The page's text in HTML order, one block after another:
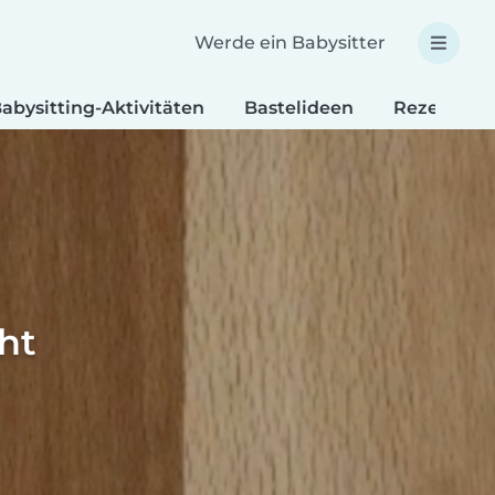
Werde ein Babysitter
Aktivitäten Bastelideen Rezepte